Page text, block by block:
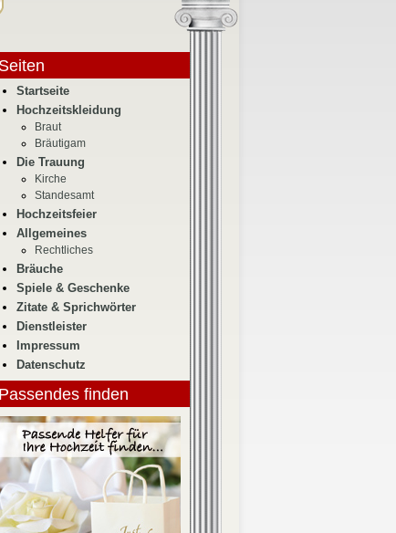
Seiten
Startseite
Hochzeitskleidung
Braut
Bräutigam
Die Trauung
Kirche
Standesamt
Hochzeitsfeier
Allgemeines
Rechtliches
Bräuche
Spiele & Geschenke
Zitate & Sprichwörter
Dienstleister
Impressum
Datenschutz
Passendes finden